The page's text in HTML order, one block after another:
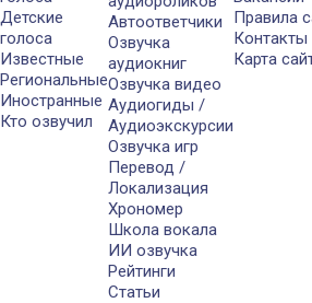
Детские
голоса
Известные
Региональные
Иностранные
Кто озвучил
Автоответчики
Озвучка
аудиокниг
Озвучка видео
Аудиогиды /
Аудиоэкскурсии
Озвучка игр
Перевод /
Локализация
Хрономер
Школа вокала
ИИ озвучка
Рейтинги
Статьи
Правила
Контакты
Карта